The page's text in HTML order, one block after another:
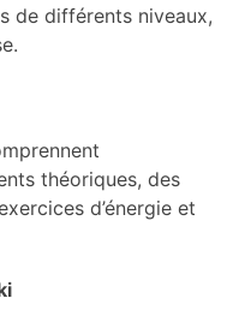
de différents niveaux,
théoriques, des
d’énergie et